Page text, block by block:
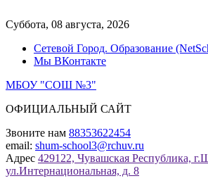
к
Суббота, 08 августа, 2026
Сетевой Город. Образование
Мы ВКонтакте
МБОУ "СОШ №3"
ОФИЦИАЛЬНЫЙ САЙТ
Звоните нам 88353622454
email: shum-school3@rchuv.ru
Адрес 429122, Чувашская Республика,
ул.Интернациональная, д. 8